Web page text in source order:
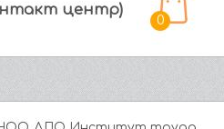
центр)
0